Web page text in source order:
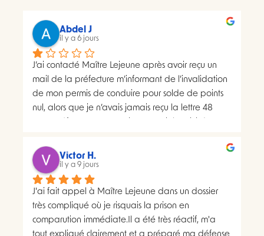
Abdel J
il y a 6 jours
J’ai contacté Maître Lejeune après avoir reçu un
mail de la préfecture m’informant de l’invalidation
de mon permis de conduire pour solde de points
nul, alors que je n’avais jamais reçu la lettre 48
distributions à deux dates différentes, ce qui me
semblait présenter une anomalie nécessitant une
analyse juridique.Après avoir consulté les
nombreux avis positifs concernant Maître Lejeune,
je lui ai envoyé par courriel l’intégralité de mon
dossier. Je lui ai également demandé, à plusieurs
Victor H.
il y a 9 jours
J'ai fait appel à Maître Lejeune dans un dossier
très compliqué où je risquais la prison en
comparution immédiate.Il a été très réactif, m'a